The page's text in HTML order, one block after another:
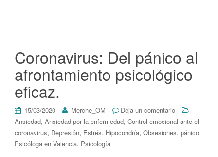
Coronavirus: Del pánico al
afrontamiento psicológico
eficaz.
15/03/2020 Merche_OM
Deja un comentario
Ansiedad, Ansiedad por la enfermedad, Control emocional ante el
coronavirus, Depresión, Estrés, Hipocondría, Obsesiones, pánico,
Psicóloga en Valencia, Psicología